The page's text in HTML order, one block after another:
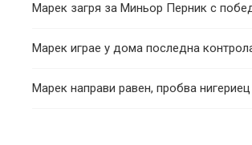
Марек загря за Миньор Перник с
Марек играе у дома последна
Марек направи равен, пробва нигериец